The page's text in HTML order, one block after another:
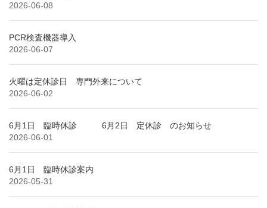
2026-06-08
PCR検査機器導入
2026-06-07
火曜は定休診日 専門外来について
2026-06-02
6月1日 臨時休診 6月2日 定休診 のお知らせ
2026-06-01
6月1日 臨時休診案内
2026-05-31